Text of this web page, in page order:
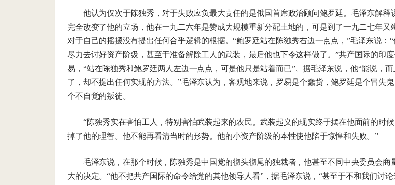
他认为仅次于陈独秀，对于失败应负最大责任的是俄国首席政治顾问鲍罗廷。毛泽东解释
完全改变了他的立场，他在一九二六年是赞成大规模重新分配土地的，可是到了一九二七年又
对于自己的摇摆没有提出任何合乎逻辑的根据。“鲍罗廷站在陈独秀右边一点点，”毛泽东说：
尽力去讨好资产阶级，甚至于准备解除工人的武装，最后他也下令这样做了。”共产国际的印度
易，“站在陈独秀和鲍罗廷两人左边一点点，可是他只是站着而已”。据毛泽东说，他“能说，
了，却不提出任何实现的方法。”毛泽东认为，客观地来说，罗易是个蠢货，鲍罗廷是个冒失
个不自觉的叛徒。
“陈独秀实在害怕工人，特别害怕武装起来的农民。武装起义的现实终于摆在他面前的时
掉了他的理智。他不能再看清当时的形势。他的小资产阶级的本性使他陷于惊惶和失败。”
毛泽东说，在那个时候，陈独秀是中国党的彻头彻尾的独裁者，他甚至不同中央委员会商
大的决定。“他不把共产国际的命令给党的其他领导人看”，据毛泽东说，“甚至于不和我们讨论